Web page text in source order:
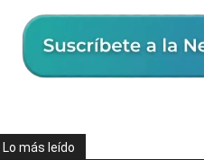
Lo más leído